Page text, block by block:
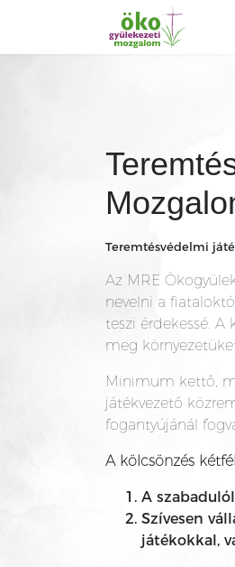
Teremtésvédelmi
Az MRE
nevelni a
teszi érdekessé.
meg
Minimum kettő,
játékvezető
fogantyújánál
A kölcsönzés
A
Szívesen
játékokkal,